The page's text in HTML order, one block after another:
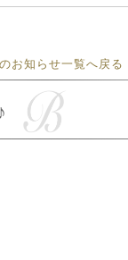
お知らせ一覧へ戻る